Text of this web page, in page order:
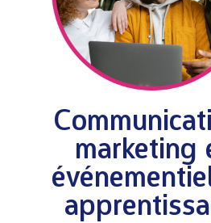
marketing